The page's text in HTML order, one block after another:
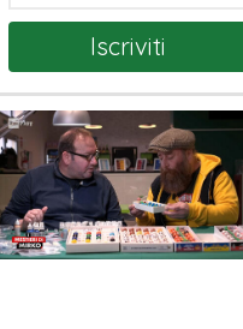
Iscriviti